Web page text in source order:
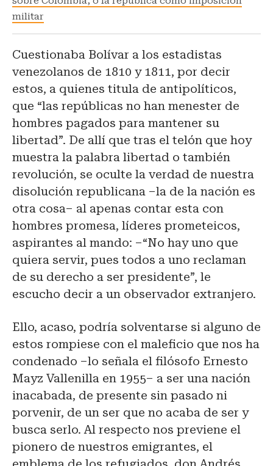
militar
Cuestionaba Bolívar a los estadistas
venezolanos de 1810 y 1811, por decir
estos, a quienes titula de antipolíticos,
que “las repúblicas no han menester de
hombres pagados para mantener su
libertad”. De allí que tras el telón que hoy
muestra la palabra libertad o también
revolución, se oculte la verdad de nuestra
disolución republicana –la de la nación es
otra cosa– al apenas contar esta con
hombres promesa, líderes prometeicos,
aspirantes al mando: –“No hay uno que
quiera servir, pues todos a uno reclaman
de su derecho a ser presidente”, le
escucho decir a un observador extranjero.
Ello, acaso, podría solventarse si alguno de
estos rompiese con el maleficio que nos ha
condenado –lo señala el filósofo Ernesto
Mayz Vallenilla en 1955– a ser una nación
inacabada, de presente sin pasado ni
porvenir, de un ser que no acaba de ser y
busca serlo. Al respecto nos previene el
pionero de nuestros emigrantes, el